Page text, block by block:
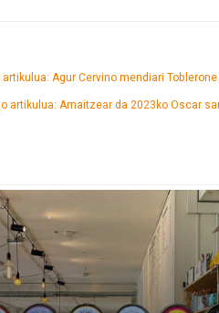
Agur Cervino mendiari
artikulua: Amaitzear da 2023ko Oscar